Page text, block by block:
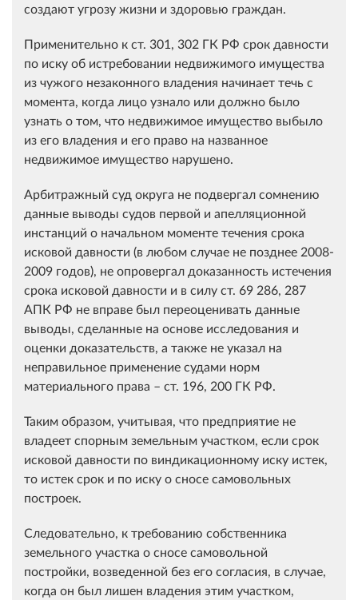
создают угрозу жизни и здоровью граждан.
Применительно к ст. 301, 302 ГК РФ срок давности
по иску об истребовании недвижимого имущества
из чужого незаконного владения начинает течь с
момента, когда лицо узнало или должно было
узнать о том, что недвижимое имущество выбыло
из его владения и его право на названное
недвижимое имущество нарушено.
Арбитражный суд округа не подвергал сомнению
данные выводы судов первой и апелляционной
инстанций о начальном моменте течения срока
исковой давности (в любом случае не позднее 2008-
2009 годов), не опровергал доказанность истечения
срока исковой давности и в силу ст. 69 286, 287
АПК РФ не вправе был переоценивать данные
выводы, сделанные на основе исследования и
оценки доказательств, а также не указал на
неправильное применение судами норм
материального права – ст. 196, 200 ГК РФ.
Таким образом, учитывая, что предприятие не
владеет спорным земельным участком, если срок
исковой давности по виндикационному иску истек,
то истек срок и по иску о сносе самовольных
построек.
Следовательно, к требованию собственника
земельного участка о сносе самовольной
постройки, возведенной без его согласия, в случае,
когда он был лишен владения этим участком,